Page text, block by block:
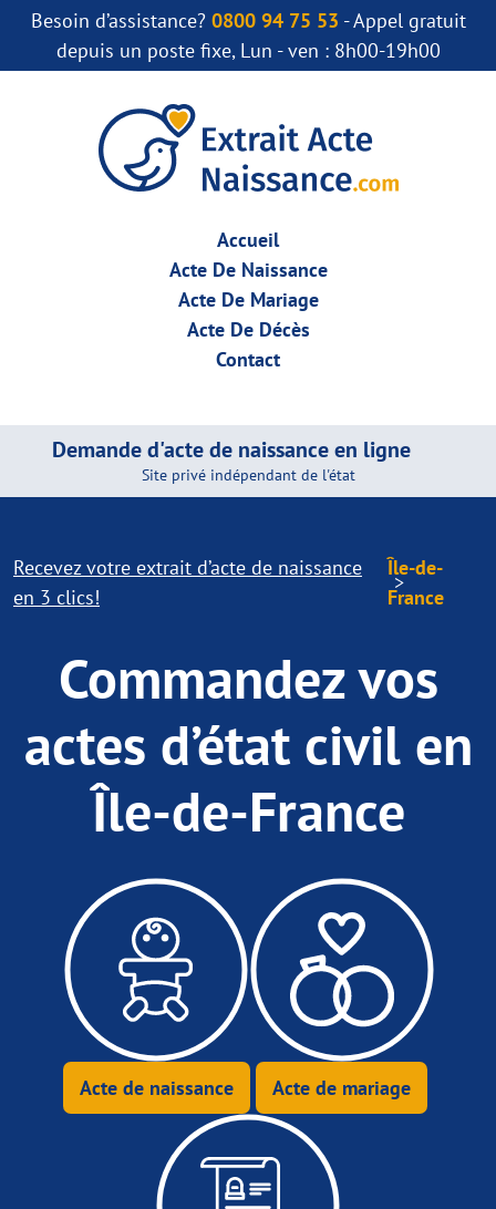
Besoin d’assistance? 0800 94 75 53 - Appel gratuit
depuis un poste fixe, Lun - ven : 8h00-19h00
Accueil
Acte De Naissance
Acte De Mariage
Acte De Décès
Contact
Demande d'acte de naissance en ligne
Site privé indépendant de l'état
Recevez votre extrait d’acte de naissance
en 3 clics!
Île-de-
France
Commandez vos
actes d’état civil en
Île-de-France
Acte de naissance Acte de mariage